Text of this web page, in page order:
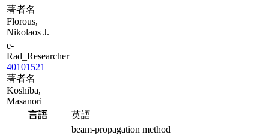
著者名
Florous,
Nikolaos J.
e-
Rad_Researcher
40101521
著者名
Koshiba,
Masanori
言語
英語
beam-propagation method